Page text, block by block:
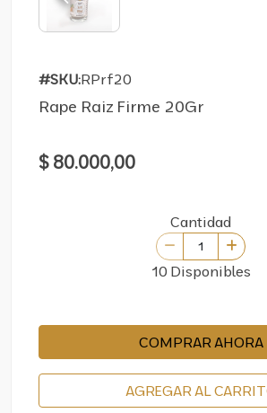
#SKU:RPrf20
Rape Raiz Firme 20Gr
$ 80.000,00
Cantidad
10 Disponibles
COMPRAR AHORA
AGREGAR AL